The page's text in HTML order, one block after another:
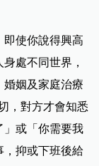
即使你說得興高
處不同世界，
婚姻及家庭治療
，對方才會知悉
」或「你需要我
，抑或下班後給